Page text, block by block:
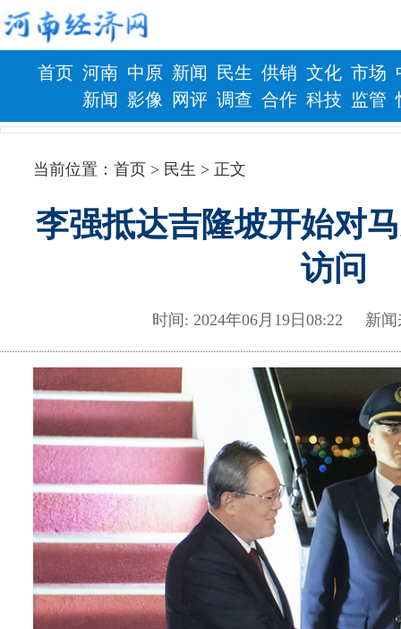
首页 河南
新闻
中原
影像
新闻
网评
民生
调查
供销
合作
文化
科技
市场
监管
财政 健康
当前位置：首页 > 民生 > 正文
李强抵达吉隆坡开始对
访问
时间: 2024年06月19日08:22 新